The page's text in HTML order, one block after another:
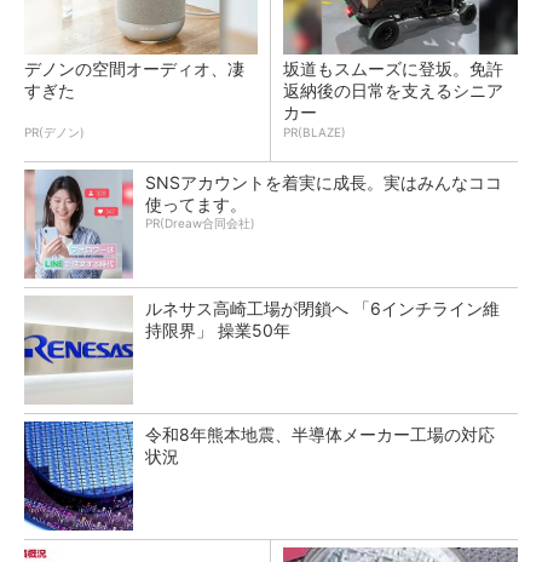
デノンの空間オーディオ、凄
すぎた
PR(デノン)
坂道もスムーズに登坂。免許
返納後の日常を支えるシニア
カー
PR(BLAZE)
SNSアカウントを着実に成長。実はみんなココ
使ってます。
PR(Dreaw合同会社)
ルネサス高崎工場が閉鎖へ 「6インチライン維
持限界」 操業50年
令和8年熊本地震、半導体メーカー工場の対応
状況